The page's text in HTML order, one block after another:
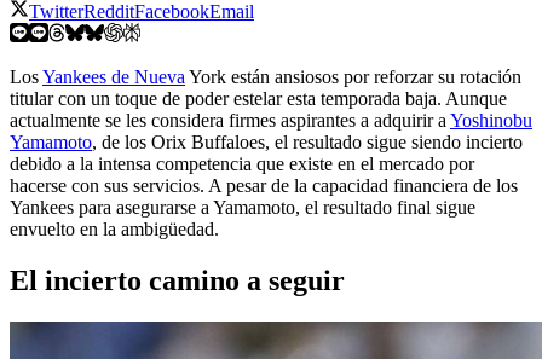
TwitterRedditFacebookEmail
LosYankees de Nueva York están ansiosos por reforzar su rotación
titular con un toque de poder estelar esta temporada baja. Aunque
actualmente se les considera firmes aspirantes a adquirir a Yoshinobu
Yamamoto, de los Orix Buffaloes, el resultado sigue siendo incierto
debido a la intensa competencia que existe en el mercado por
hacerse con sus servicios. A pesar de la capacidad financiera de los
Yankees para asegurarse a Yamamoto, el resultado final sigue
envuelto en la ambigüedad.
El incierto camino a seguir